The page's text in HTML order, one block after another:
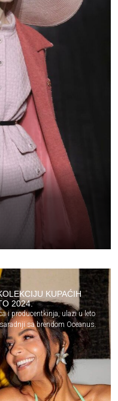
KUPAĆIH
2024.
i producentkinja, ulazi u leto
sa brendom Oceanus.